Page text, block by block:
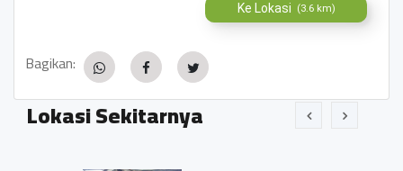
Ke Lokasi (3.6 km)
Bagikan:
Lokasi Sekitarnya